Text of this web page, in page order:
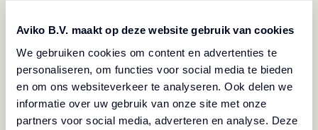
Aviko B.V. maakt op deze website gebruik van cookies
We gebruiken cookies om content en advertenties te
personaliseren, om functies voor social media te bieden
en om ons websiteverkeer te analyseren. Ook delen we
informatie over uw gebruik van onze site met onze
partners voor social media, adverteren en analyse. Deze